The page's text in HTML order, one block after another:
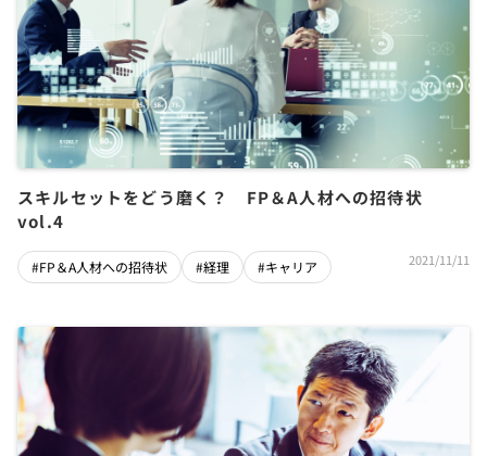
スキルセットをどう磨く？ FP＆A人材への招待状
vol.4
#FP＆A人材への招待状 #経理 #キャリア 2021/11/11